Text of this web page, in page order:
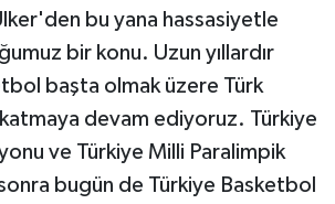
bu yana hassasiyetle
bir konu. Uzun yıllardır
başta olmak üzere Türk
devam ediyoruz. Türkiye
ve Türkiye Milli Paralimpik
bugün de Türkiye Basketbol